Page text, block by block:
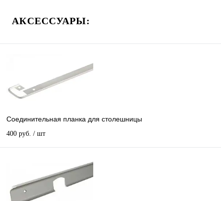
АКСЕССУАРЫ:
Соединительная планка для столешницы
400 руб. / шт